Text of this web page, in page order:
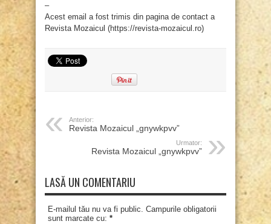
–
Acest email a fost trimis din pagina de contact a
Revista Mozaicul (https://revista-mozaicul.ro)
Anterior:
Revista Mozaicul „gnywkpvv”
Urmator:
Revista Mozaicul „gnywkpvv”
LASĂ UN COMENTARIU
E-mailul tău nu va fi public. Campurile obligatorii
sunt marcate cu: *